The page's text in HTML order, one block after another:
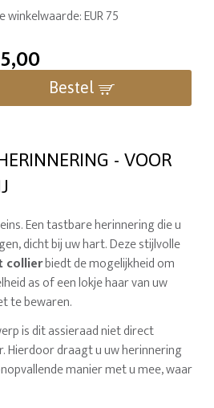
winkelwaarde: EUR 75
Bestel
- VOOR
Een tastbare herinnering die u
dicht bij uw hart. Deze stijlvolle
collierbiedt de mogelijkheid om
as of een lokje haar van uw
te bewaren.
is dit assieraad niet direct
Hierdoor draagt u uw herinnering
manier met u mee, waar